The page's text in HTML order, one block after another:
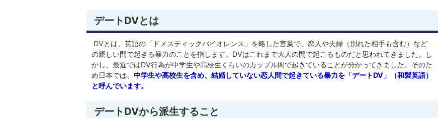
デートDVとは
DVとは、英語の「ドメスティックバイオレンス」を略した言葉で、恋人や夫婦（別れた相手も含む）など
の親しい間で起きる暴力のことを指します。DVはこれまで大人の間で起こるものだと思われてきました。し
かし、最近ではDV行為が中学生や高校生くらいのカップル間で起きていることが分かってきました。そのた
め日本では、 中学生や高校生を含め、結婚していない恋人間で起きている暴力を「デートDV」（和製英語）
と呼んでいます。
デートDVから派生すること